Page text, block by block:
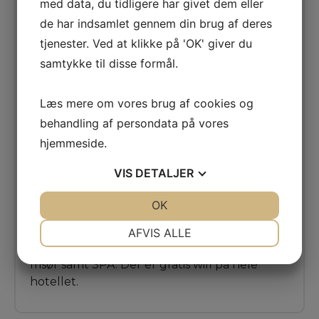
over 300 værelser. Opholdet er i deres
dobbeltværelse. Værelset er ca. 30 m2,
rummeligt og lyst indrettet. Værelset har
aircondition, telefon, TV, saftybox (mod
værelser har møbleret balkon/terrasse med
udsigt til have eller pool (særlig udsigt kan
ikke garanteres). Der er gratis wifi på
værelset.
Der kan tilkøbes havudsigt.
Faciliteter:24 timers reception, elevator,
restauranter, barer, flere swimmingpool og
fitness. Herudover er der mulighed for
bordtennis, billard, minigolf, tennis, massage,
frisør samt SPA. Der er gratis wifi på hele
hotellet.
med data, du tidligere har givet dem eller
de har indsamlet gennem din brug af deres
tjenester. Ved at klikke på 'OK' giver du
samtykke til disse formål.
Læs mere om vores brug af cookies og
behandling af persondata på vores
hjemmeside.
VIS DETALJER
AFVIS ALLE
OK